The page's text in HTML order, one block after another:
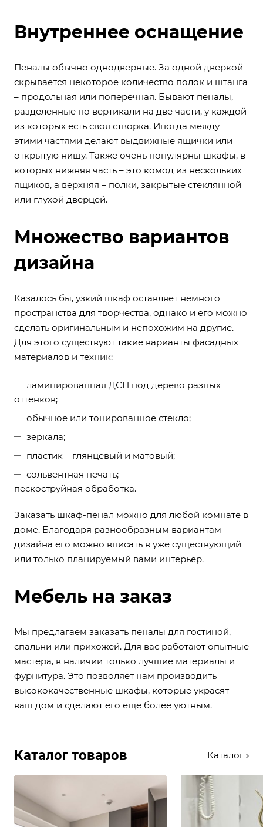
Внутреннее оснащение
Пеналы обычно однодверные. За одной дверкой
скрывается некоторое количество полок и штанга
– продольная или поперечная. Бывают пеналы,
разделенные по вертикали на две части, у каждой
из которых есть своя створка. Иногда между
этими частями делают выдвижные ящички или
открытую нишу. Также очень популярны шкафы, в
которых нижняя часть – это комод из нескольких
ящиков, а верхняя – полки, закрытые стеклянной
или глухой дверцей.
Множество вариантов
дизайна
Казалось бы, узкий шкаф оставляет немного
пространства для творчества, однако и его можно
сделать оригинальным и непохожим на другие.
Для этого существуют такие варианты фасадных
материалов и техник:
ламинированная ДСП под дерево разных
оттенков;
обычное или тонированное стекло;
зеркала;
пластик – глянцевый и матовый;
сольвентная печать;
пескоструйная обработка.
Заказать шкаф-пенал можно для любой комнате в
доме. Благодаря разнообразным вариантам
дизайна его можно вписать в уже существующий
или только планируемый вами интерьер.
Мебель на заказ
Мы предлагаем заказать пеналы для гостиной,
спальни или прихожей. Для вас работают опытные
мастера, в наличии только лучшие материалы и
фурнитура. Это позволяет нам производить
высококачественные шкафы, которые украсят
ваш дом и сделают его ещё более уютным.
Каталог товаров Каталог